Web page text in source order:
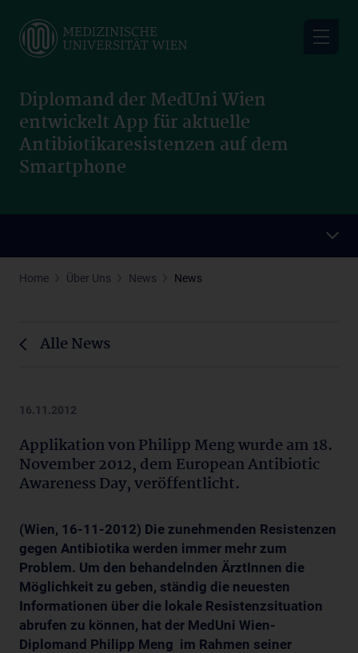
main
Diplomand der MedUni Wien
entwickelt App für aktuelle
Antibiotikaresistenzen auf dem
Smartphone
Home Über Uns News News
Alle News
16.11.2012
Applikation von Philipp Meng wurde am 18.
November 2012, dem European Antibiotic
Awareness Day, veröffentlicht.
(Wien, 16-11-2012) Die zunehmenden Resistenzen
gegen Antibiotika werden immer mehr zum
Problem. Um den behandelnden ÄrztInnen die
Möglichkeit zu geben, ständig die neuesten
Informationen über die lokale Resistenzsituation
abrufen zu können, hat der MedUni Wien-
Diplomand Philipp Meng im Rahmen seiner